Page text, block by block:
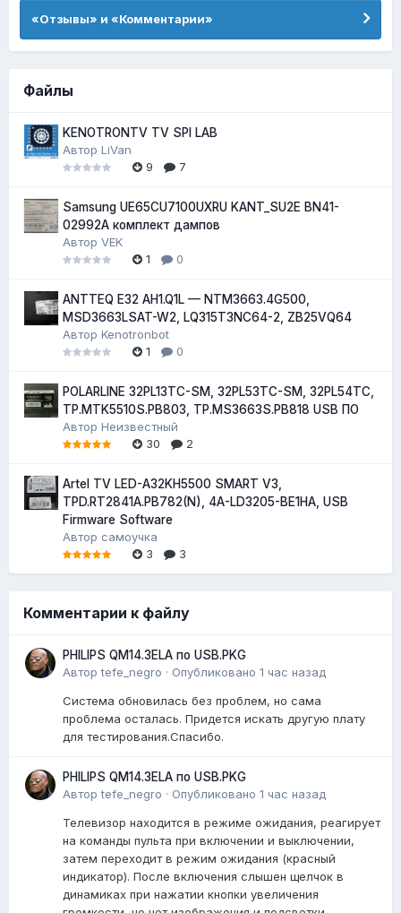
«Отзывы» и «Комментарии»
Файлы
KENOTRONTV TV SPI LAB
Автор LiVan
9
7
Samsung UE65CU7100UXRU KANT_SU2E BN41-
02992A комплект дампов
Автор VEK
1
0
ANTTEQ E32 AH1.Q1L — NTM3663.4G500,
MSD3663LSAT-W2, LQ315T3NC64-2, ZB25VQ64
Автор Kenotronbot
1
0
POLARLINE 32PL13TC-SM, 32PL53TC-SM, 32PL54TC,
TP.MTK5510S.PB803, TP.MS3663S.PB818 USB ПО
Автор Неизвестный
30
2
Artel TV LED-A32KH5500 SMART V3,
TPD.RT2841A.PB782(N), 4A-LD3205-BE1HA, USB
Firmware Software
Автор самоучка
3
3
Комментарии к файлу
PHILIPS QM14.3ELA по USB.PKG
Авторtefe_negro · Опубликовано 1 час назад
Система обновилась без проблем, но сама
проблема осталась. Придется искать другую плату
для тестирования.Спасибо.
PHILIPS QM14.3ELA по USB.PKG
Авторtefe_negro · Опубликовано 1 час назад
Телевизор находится в режиме ожидания, реагирует
на команды пульта при включении и выключении,
затем переходит в режим ожидания (красный
индикатор). После включения слышен щелчок в
динамиках при нажатии кнопки увеличения